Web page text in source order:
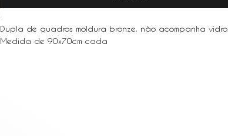
Dupla de quadros moldura bronze, não acompanha vidro.
Medida de 90x70cm cada